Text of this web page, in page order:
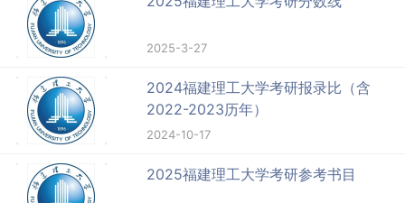
2025-3-27
2024福建理工大学考研报录比（含
2022-2023历年）
2024-10-17
2025福建理工大学考研参考书目